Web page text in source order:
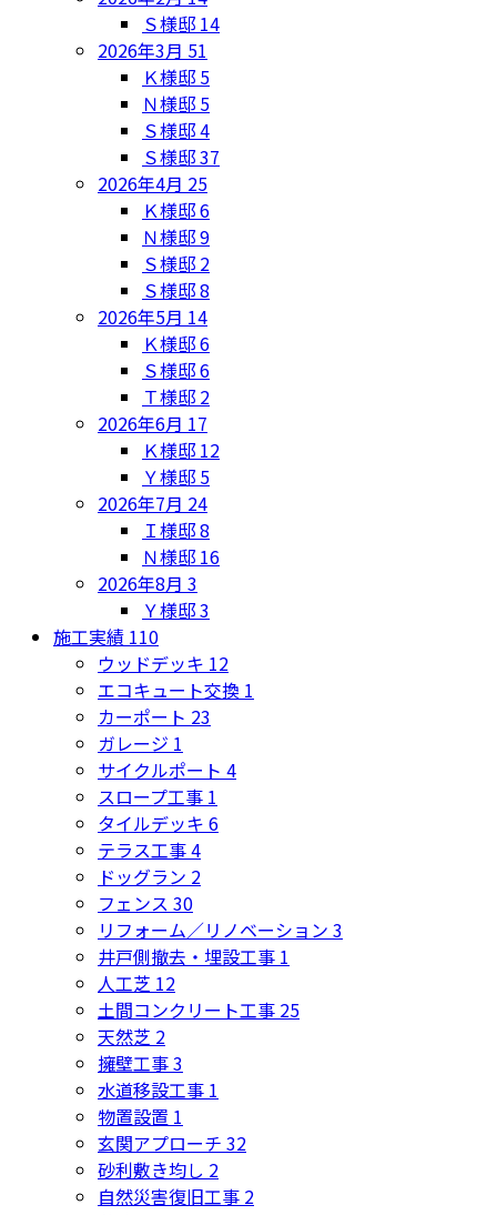
Ｓ様邸 14
2026年3月 51
Ｋ様邸 5
Ｎ様邸 5
Ｓ様邸4
Ｓ様邸37
2026年4月 25
Ｋ様邸6
Ｎ様邸9
Ｓ様邸 2
Ｓ様邸8
2026年5月 14
Ｋ様邸6
Ｓ様邸6
Ｔ様邸 2
2026年6月 17
Ｋ様邸 12
Ｙ様邸 5
2026年7月 24
Ｉ様邸8
Ｎ様邸 16
2026年8月 3
Ｙ様邸3
施工実績 110
ウッドデッキ 12
エコキュート交換 1
カーポート 23
ガレージ 1
サイクルポート 4
スロープ工事 1
タイルデッキ 6
テラス工事4
ドッグラン 2
フェンス 30
リフォーム／リノベーション 3
井戸側撤去・埋設工事 1
人工芝 12
土間コンクリート工事 25
天然芝 2
擁壁工事3
水道移設工事 1
物置設置 1
玄関アプローチ 32
砂利敷き均し 2
自然災害復旧工事 2